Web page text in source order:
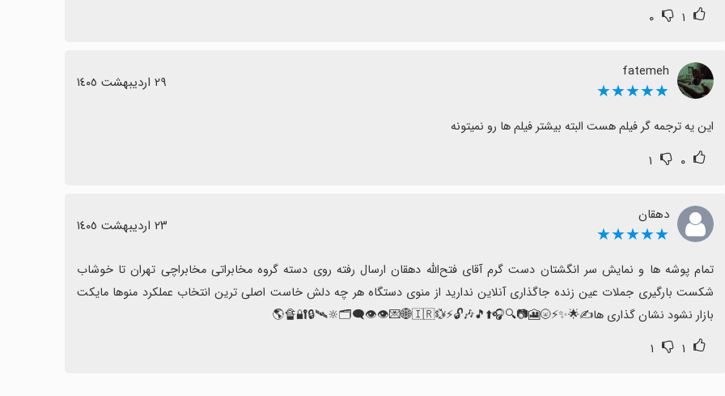
۱ ۰
fatemeh
★★★★★ ٢٩ اردیبهشت ١٤٠٥
این یه ترجمه گر فیلم هست البته بیشتر فیلم ها رو نمیتونه
۰ ۱
دهقان
★★★★★ ٢٣ اردیبهشت ١٤٠٥
بازار نشود نشان گذاری ها✍️🌟✨⚡🌝🎦📷🔍🎧⬆️🎵🎶🔓⚡💱🇮🇷🌐💌👁️👁️‍🗨️🗂️🔆🛰️🔒🔐🔏🌎
۱ ۱